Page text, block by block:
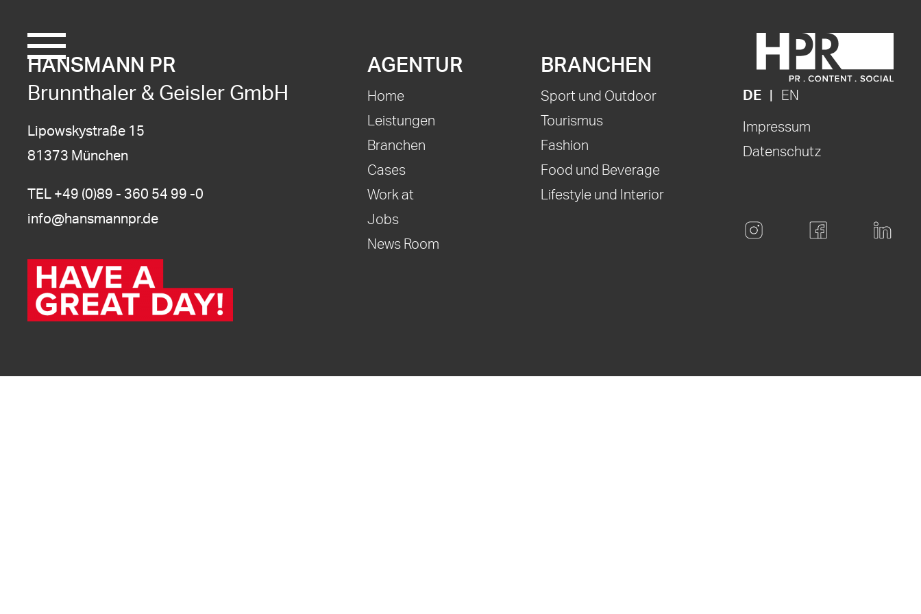
HANSMANN PR
Brunnthaler & Geisler GmbH
Lipowskystraße 15
81373 München
TEL +49 (0)89 - 360 54 99 -0
info@hansmannpr.de
AGENTUR
Home
Leistungen
Branchen
Cases
Work at
Jobs
News Room
BRANCHEN
Sport und Outdoor
Tourismus
Fashion
Food und Beverage
Lifestyle und Interior
DE EN
Impressum
Datenschutz